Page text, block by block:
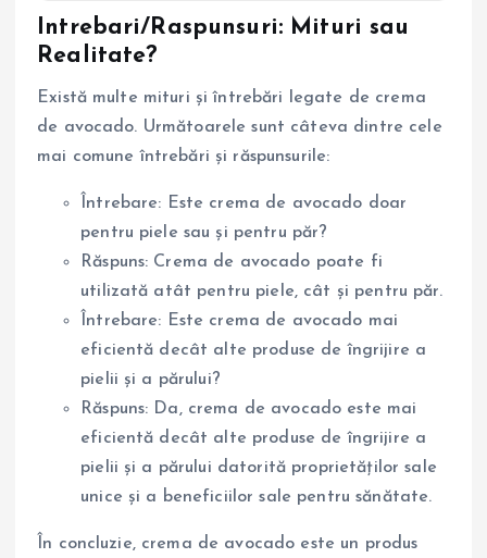
Intrebari/Raspunsuri: Mituri sau
Realitate?
Există multe mituri și întrebări legate de crema
de avocado. Următoarele sunt câteva dintre cele
mai comune întrebări și răspunsurile:
Întrebare: Este crema de avocado doar
pentru piele sau și pentru păr?
Răspuns: Crema de avocado poate fi
utilizată atât pentru piele, cât și pentru păr.
Întrebare: Este crema de avocado mai
eficientă decât alte produse de îngrijire a
pielii și a părului?
Răspuns: Da, crema de avocado este mai
eficientă decât alte produse de îngrijire a
pielii și a părului datorită proprietăților sale
unice și a beneficiilor sale pentru sănătate.
În concluzie, crema de avocado este un produs